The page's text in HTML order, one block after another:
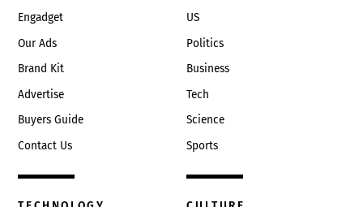
Engadget
Our Ads
Brand Kit
Advertise
Buyers Guide
Contact Us
US
Politics
Business
Tech
Science
Sports